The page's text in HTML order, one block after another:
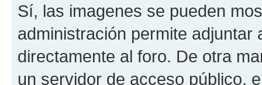
Sí, las imagenes se pueden
administración permite
directamente al foro. De otra
un servidor de acceso público,